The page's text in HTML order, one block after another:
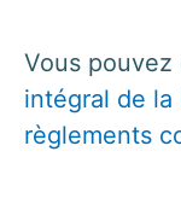
Vous
intégral de la
règlements